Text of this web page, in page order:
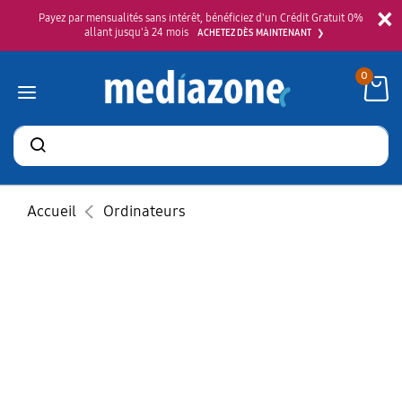
×
Payez par mensualités sans intérêt, bénéficiez d'un Crédit Gratuit 0%
allant jusqu'à 24 mois
ACHETEZ DÈS MAINTENANT
Rechercher
des
produits
0
Accueil Ordinateurs